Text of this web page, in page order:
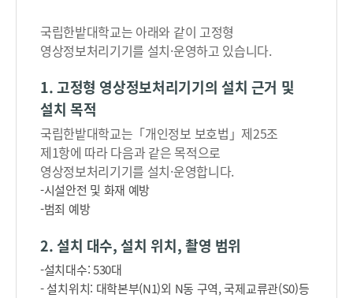
국립한밭대학교는 아래와 같이 고정형
영상정보처리기기를 설치·운영하고 있습니다.
1. 고정형 영상정보처리기기의 설치 근거 및
설치 목적
국립한밭대학교는「개인정보 보호법」제25조
제1항에 따라 다음과 같은 목적으로
영상정보처리기기를 설치·운영합니다.
-시설안전 및 화재 예방
-범죄 예방
2. 설치 대수, 설치 위치, 촬영 범위
-설치대수: 530대
- 설치위치: 대학본부(N1)외 N동 구역, 국제교류관(S0)등